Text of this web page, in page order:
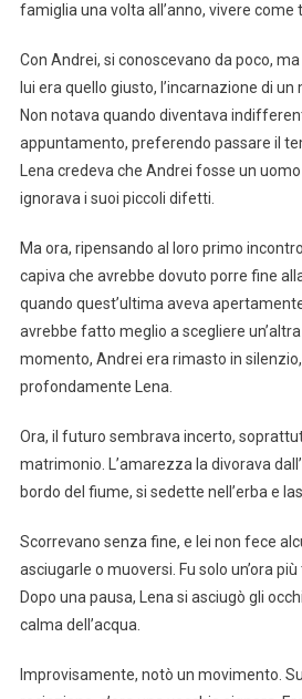
famiglia una volta all’anno, vivere come
Con Andrei, si conoscevano da poco,
lui era quello giusto, l’incarnazione di un
Non notava quando diventava
appuntamento, preferendo passare il
Lena credeva che Andrei fosse un
ignorava i suoi piccoli difetti.
Ma ora, ripensando al loro primo
capiva che avrebbe dovuto porre fine
quando quest’ultima aveva
avrebbe fatto meglio a scegliere
momento, Andrei era rimasto in
profondamente Lena.
Ora, il futuro sembrava incerto,
matrimonio. L’amarezza la divorava
bordo del fiume, si sedette nell’erba e
Scorrevano senza fine, e lei non fece
asciugarle o muoversi. Fu solo un’ora più
Dopo una pausa, Lena si asciugò gli
calma dell’acqua.
Improvisamente, notò un movimento.